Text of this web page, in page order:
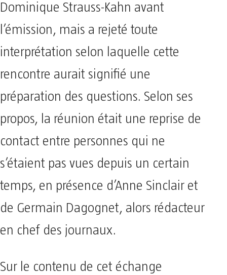
Dominique Strauss-Kahn avant
l’émission, mais a rejeté toute
interprétation selon laquelle cette
rencontre aurait signifié une
préparation des questions. Selon ses
propos, la réunion était une reprise de
contact entre personnes qui ne
s’étaient pas vues depuis un certain
temps, en présence d’Anne Sinclair et
de Germain Dagognet, alors rédacteur
en chef des journaux.
Sur le contenu de cet échange